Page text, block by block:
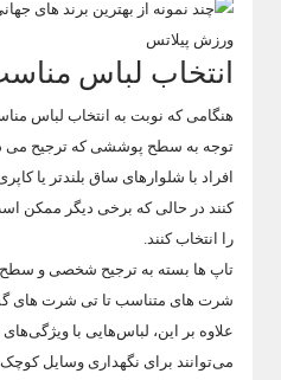
انتخاب لباس
هنگامی که نوبت به انتخاب لباس
توجه به سطح پوششی که ترجیح می
افراد با شلوارهای ساق بلندتر یا
کنند در حالی که برخی دیگر ممکن
را انتخاب کنند.
تاپ ها بسته به ترجیح شخصی و سطح
شرت های متناسب تا تی شرت های
علاوه بر این، لباس‌هایی با
می‌توانند برای نگهداری وسایل کوچک